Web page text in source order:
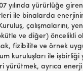
yılında yürürlüğe
ile binalarda
çalışmalarını,
ve diğer) öncelikli
fizibilite ve örnek
kuruluşları ile
yürütmek, ayrıca